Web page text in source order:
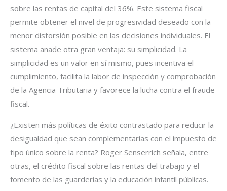
sobre las rentas de capital del 36%. Este sistema fiscal
permite obtener el nivel de progresividad deseado con la
menor distorsión posible en las decisiones individuales. El
sistema añade otra gran ventaja: su simplicidad. La
simplicidad es un valor en sí mismo, pues incentiva el
cumplimiento, facilita la labor de inspección y comprobación
de la Agencia Tributaria y favorece la lucha contra el fraude
fiscal.
¿Existen más políticas de éxito contrastado para reducir la
desigualdad que sean complementarias con el impuesto de
tipo único sobre la renta? Roger Senserrich señala, entre
otras, el crédito fiscal sobre las rentas del trabajo y el
fomento de las guarderías y la educación infantil públicas.